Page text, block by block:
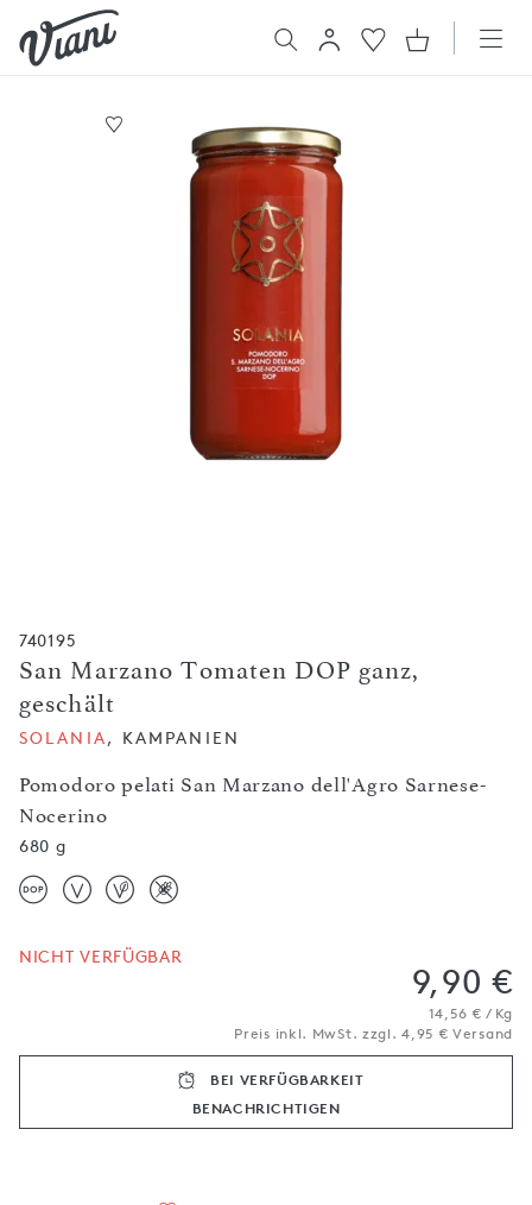
740195
San Marzano Tomaten DOP ganz,
geschält
Pomodoro pelati San Marzano dell'Agro Sarnese-
Nocerino
SOLANIA, KAMPANIEN
680 g
NICHT VERFÜGBAR
9,90 €
14,56 € / Kg
Preis inkl. MwSt. zzgl. 4,95 € Versand
BEI VERFÜGBARKEIT
BENACHRICH­TIGEN